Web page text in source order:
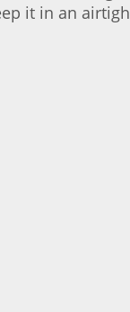
it in an